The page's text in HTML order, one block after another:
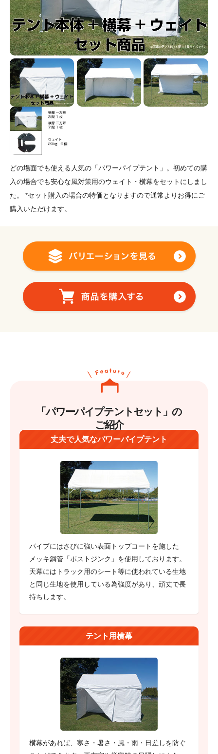
どの場面でも使える人気の「パワーパイプテント」。初めての購
入の場合でも安心な風対策用のウェイト・横幕をセットにしまし
た。 *セット購入の場合の特価となりますので通常よりお得にご
購入いただけます。
「パワーパイプテントセット」の
ご紹介
丈夫で人気なパワーパイプテント
パイプにはさびに強い表面トップコートを施した
メッキ鋼管「ポストジンク」を使用しております。
天幕にはトラック用のシート等に使われている生地
と同じ生地を使用している為強度があり、頑丈で長
持ちします。
テント用横幕
横幕があれば、寒さ・暑さ・風・雨・日差しを防ぐ